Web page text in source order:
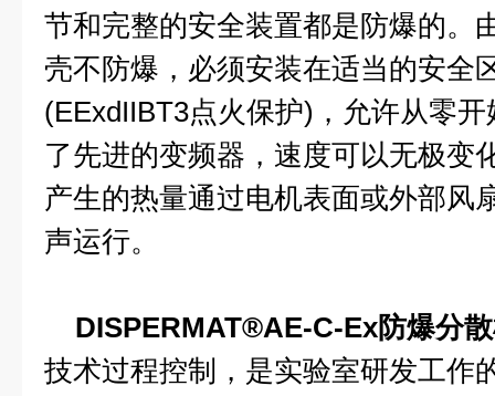
节和完整的安全装置都是防爆的。
壳不防爆，必须安装在适当的安全
(EExdIIBT3点火保护)，允许从零
了先进的变频器，速度可以无极变
产生的热量通过电机表面或外部风
声运行。
DISPERMAT®AE-C-Ex防爆分
技术过程控制，是实验室研发工作